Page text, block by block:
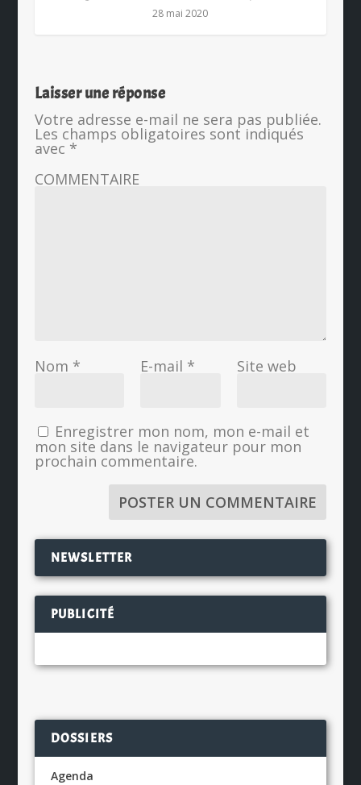
28 mai 2020
Laisser une réponse
Votre adresse e-mail ne sera pas publiée.
Les champs obligatoires sont indiqués
avec *
COMMENTAIRE
Nom * E-mail * Site web
Enregistrer mon nom, mon e-mail et
mon site dans le navigateur pour mon
prochain commentaire.
NEWSLETTER
PUBLICITÉ
DOSSIERS
Agenda